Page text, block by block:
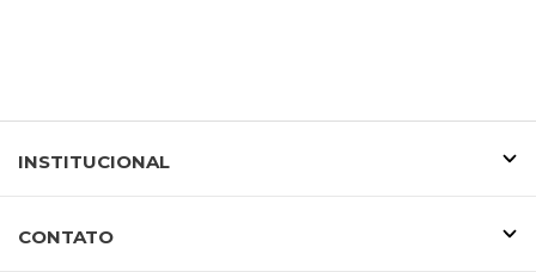
INSTITUCIONAL
CONTATO